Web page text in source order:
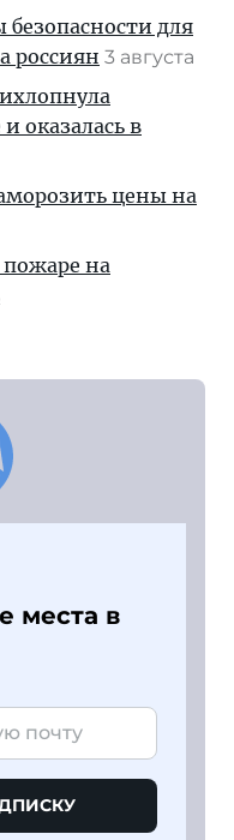
для
россиян 3 августа
оказалась в
цены на
пожаре на
места в